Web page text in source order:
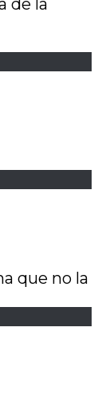
de la
que no la